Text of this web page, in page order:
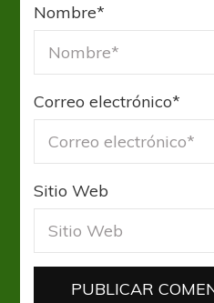
Nombre*
Correo electrónico*
Sitio Web